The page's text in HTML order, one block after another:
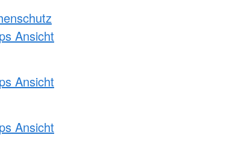
Ansicht
Ansicht
Ansicht